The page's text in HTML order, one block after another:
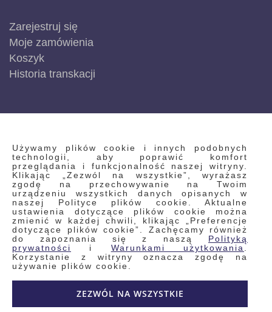
Używamy plików cookie i innych podobnych
technologii, aby poprawić komfort
przeglądania i funkcjonalność naszej witryny.
Klikając „Zezwól na wszystkie”, wyrażasz
zgodę na przechowywanie na Twoim
urządzeniu wszystkich danych opisanych w
naszej Polityce plików cookie. Aktualne
ustawienia dotyczące plików cookie można
zmienić w każdej chwili, klikając „Preferencje
dotyczące plików cookie”. Zachęcamy również
do zapoznania się z naszą Polityką
prywatności
i Warunkami użytkowania
Korzystanie z witryny oznacza zgodę na
używanie plików cookie.
ZEZWÓL NA WSZYSTKIE
Zarejestruj się
Moje zamówienia
Koszyk
Historia transkacji
INFORMACJE
Regulamin
Polityka prywatności i pliki cookie
Wyszukiwane frazy
Wyszukiwanie zaawansowane
Zamówienia
Skontaktuj się z nami
Odstąp od umowy